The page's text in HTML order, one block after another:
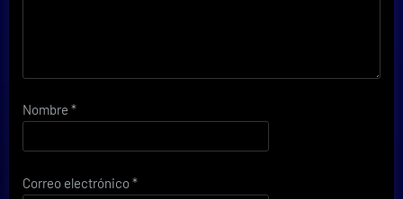
Nombre *
Correo electrónico*